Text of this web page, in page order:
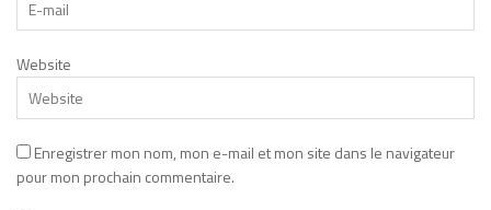
Website
Enregistrer mon nom, mon e-mail et mon site dans le navigateur
pour mon prochain commentaire.